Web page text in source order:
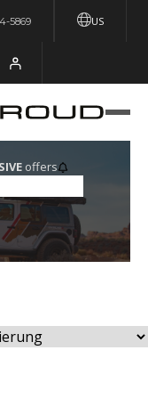
US
5869
offers